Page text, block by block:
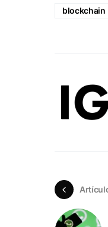
blockchain